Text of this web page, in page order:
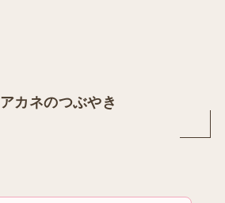
アカネのつぶやき